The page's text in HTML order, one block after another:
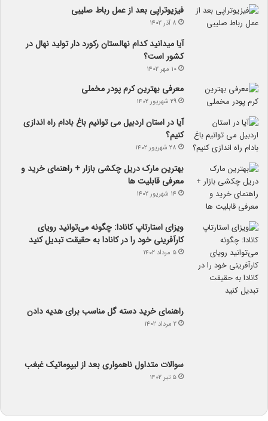
فیزیوتراپی بعد از عمل رباط صلیبی
۸ آذر ۱۴۰۲
آیا می­دانید کدام نهالستان رکورد دار تولید نهال­ در
کشور است؟
۱۰ مهر ۱۴۰۲
معرفی بهترین کرم پودر مخملی
۲۹ شهریور ۱۴۰۲
آیا در استان اردبیل می توانیم باغ بادام راه اندازی
کنیم؟
۲۸ شهریور ۱۴۰۲
بهترین مارک دریل چکشی بازار + راهنمای خرید و
معرفی قابلیت ها
۱۴ شهریور ۱۴۰۲
ویزای استارتاپ کانادا: چگونه می‌توانید رویای
کارآفرینی خود را در کانادا به حقیقت تبدیل کنید
۵ مرداد ۱۴۰۲
راهنمای خرید دسته گل مناسب برای هدیه دادن
۲ مرداد ۱۴۰۲
سوالات متداول ناهمواری بعد از لیپوماتیک غبغب
۵ تیر ۱۴۰۲